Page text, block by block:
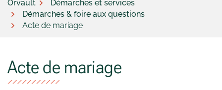
Orvault
Démarches et services
Démarches & foire aux questions
Acte de mariage
Acte de mariage